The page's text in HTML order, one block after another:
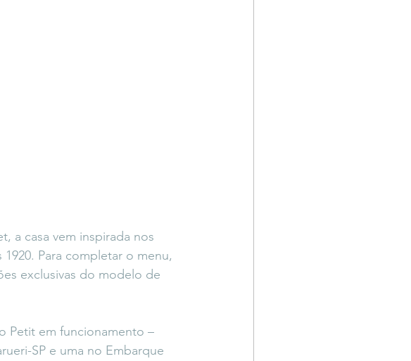
a casa vem inspirada nos
Para completar o menu,
exclusivas do modelo de
Petit em funcionamento –
SP e uma no Embarque